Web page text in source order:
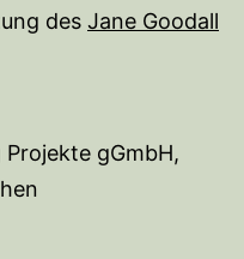
des Jane Goodall
gGmbH,